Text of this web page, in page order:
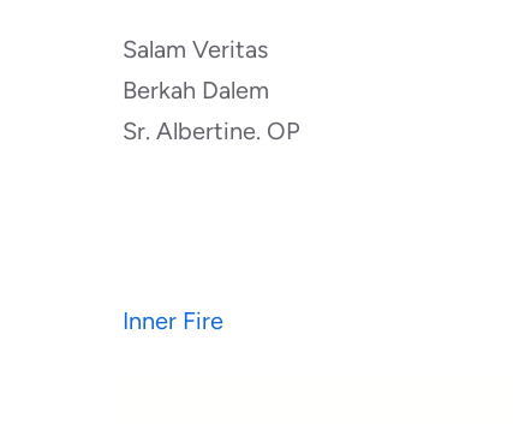
Salam Veritas
Berkah Dalem
Sr. Albertine. OP
Navigasi
Inner Fire